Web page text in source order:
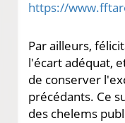
Par ailleurs,
l'écart adéquat,
de conserver
précédants. Ce
des chelems